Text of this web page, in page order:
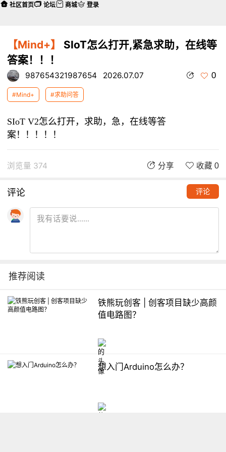
【Mind+】
SIoT怎么打开,紧急求助，在线等
答案！！！
987654321987654 2026.07.07 0
#Mind+ #求助问答
SIoT V2怎么打开， 求助，急，在线等答
案！！！！！
浏览量 374 分享 收藏 0
评论 评论
推荐阅读
铁熊玩创客 | 创客项目缺少高颜
值电路图？
想入门Arduino怎么办？
社区首页 论坛 商城 登录